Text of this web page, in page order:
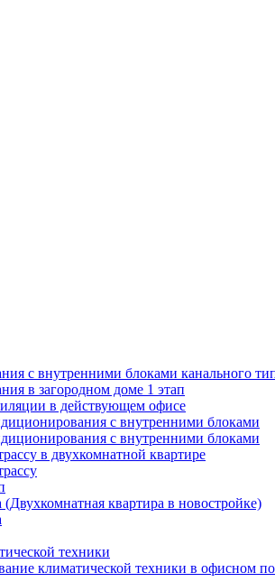
с внутренними блоками канального
в загородном доме 1 этап
в действующем офисе
с внутренними блоками
с внутренними блоками
в двухкомнатной квартире
квартира в новостройке)
техники
климатической техники в офисном